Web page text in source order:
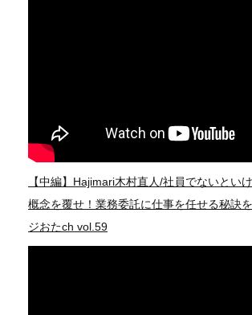
【中編】Hajimari木村直人/社員でないとい
概念を覆せ！業務委託に仕事を任せる秘訣
ジおたch vol.59